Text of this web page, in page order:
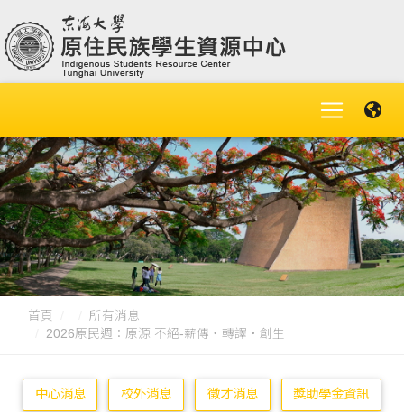
首頁
所有消息
2026原民週：原源 不絕-薪傳‧轉譯‧創生
中心消息 校外消息 徵才消息 獎助學金資訊